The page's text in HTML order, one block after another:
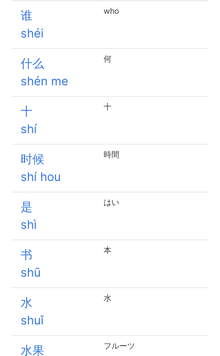
谁
shéi
who
什么
shén me
何
十
shí
十
时候
shí hou
時間
是
shì
はい
书
shū
本
水
shuǐ
水
水果 フルーツ